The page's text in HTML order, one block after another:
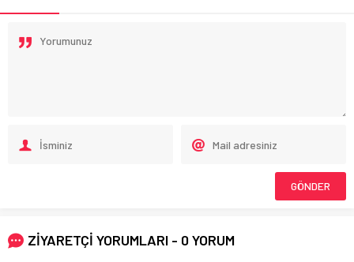
ZİYARETÇİ YORUMLARI - 0 YORUM